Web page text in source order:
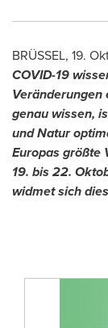
BRÜSSEL, 19.
COVID-19
Veränderungen
genau wissen,
und Natur
Europas größte
19. bis 22.
widmet sich